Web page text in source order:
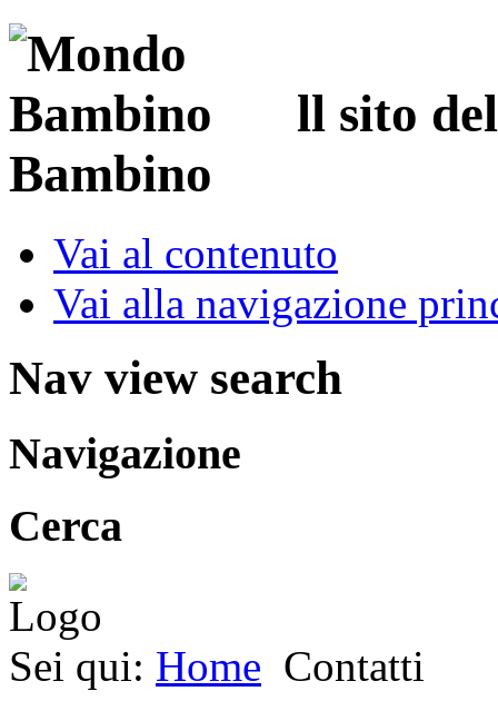
ll sito
Bambino
Vai al contenuto
Vai alla navigazione
Nav view search
Navigazione
Cerca
Sei qui: Home Contatti